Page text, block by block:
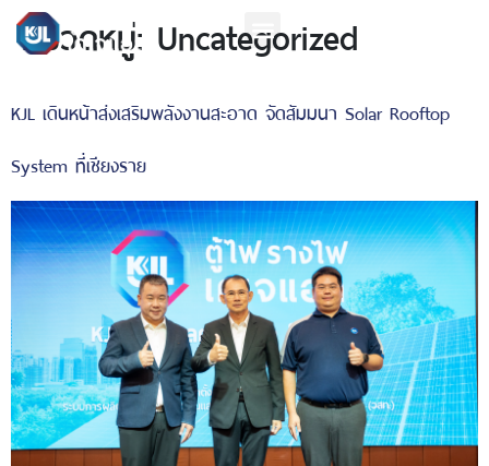
หมวดหมู่: Uncategorized
KJL เดินหน้าส่งเสริมพลังงานสะอาด จัดสัมมนา Solar Rooftop
System ที่เชียงราย